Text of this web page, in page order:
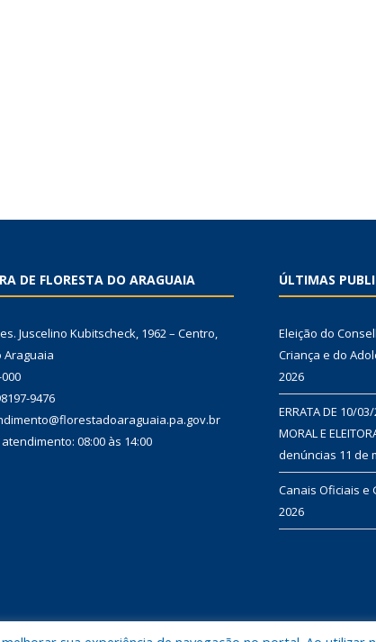
DE FLORESTA DO ARAGUAIA
Juscelino Kubitscheck, 1962 – Centro,
Araguaia
9476
08:00 às 14:00
ÚLTIMAS
Eleição do
Criança e do
2026
ERRATA DE 10/
MORAL E
denúncias 11 de
Canais Oficiais e
2026